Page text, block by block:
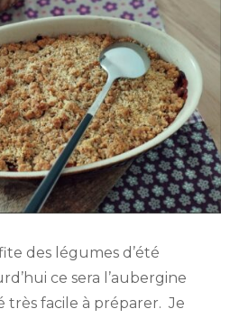
des légumes d’été
ce sera l’aubergine
très facile à préparer. Je